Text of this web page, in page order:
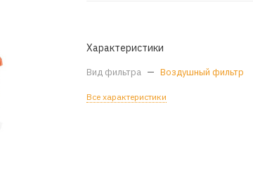
Характеристики
Вид фильтра — Воздушный фильтр
Все характеристики